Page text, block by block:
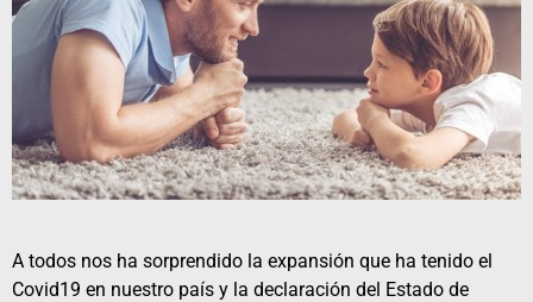
A todos nos ha sorprendido la expansión que ha tenido el
Covid19 en nuestro país y la declaración del Estado de